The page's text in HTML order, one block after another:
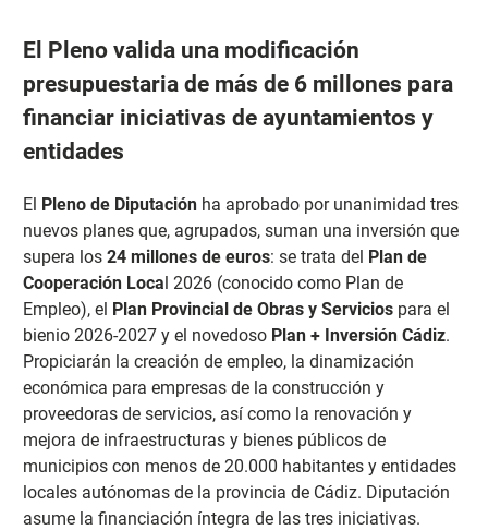
El Pleno valida una modificación
presupuestaria de más de 6 millones para
financiar iniciativas de ayuntamientos y
entidades
El Pleno de Diputaciónha aprobado por unanimidad tres
nuevos planes que, agrupados, suman una inversión que
supera los 24 millones de euros: se trata del Plan de
Cooperación Local 2026 (conocido como Plan de
Empleo), el Plan Provincial de Obras y Servicios para el
bienio 2026-2027 y el novedoso Plan + Inversión Cádiz.
Propiciarán la creación de empleo, la dinamización
económica para empresas de la construcción y
proveedoras de servicios, así como la renovación y
mejora de infraestructuras y bienes públicos de
municipios con menos de 20.000 habitantes y entidades
locales autónomas de la provincia de Cádiz. Diputación
asume la financiación íntegra de las tres iniciativas.